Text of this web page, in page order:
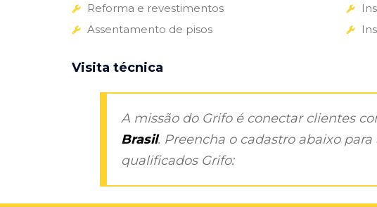
Reforma e revestimentos
Assentamento de pisos
Visita técnica
A missão do Grifo é conectar clientes
Brasil. Preencha o cadastro abaixo
qualificados Grifo: